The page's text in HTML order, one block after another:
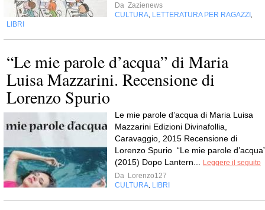
Da Zazienews
CULTURA LETTERATURA PER RAGAZZI
LIBRI
“Le mie parole d’acqua” di Maria
Luisa Mazzarini. Recensione di
Lorenzo Spurio
Le mie parole d’acqua di Maria Luisa
Mazzarini Edizioni Divinafollia,
Caravaggio, 2015 Recensione di
Lorenzo Spurio “Le mie parole
(2015) Dopo Lantern...
Leggere il seguito
Da Lorenzo127
CULTURA LIBRI